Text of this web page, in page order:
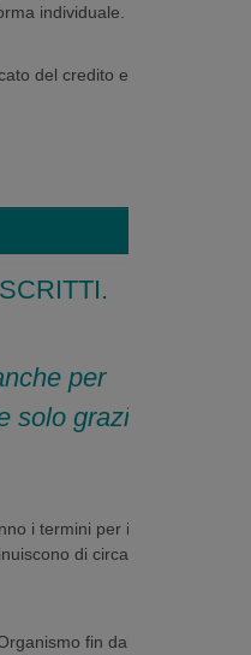
individuale.
del credito e per
per
grazie
i termini per il
di circa il
fin dalla